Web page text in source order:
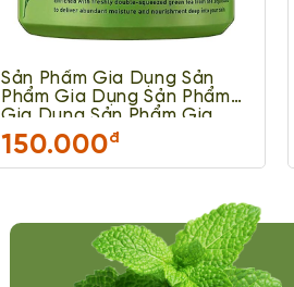
Sản Phẩm Gia Dụng Sản
Phẩm Gia Dụng Sản Phẩm
Gia Dụng Sản Phẩm Gia
Dụng
150.000đ